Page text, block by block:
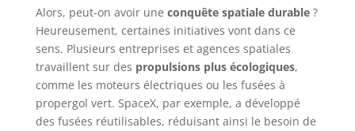
Alors, peut-on avoir une conquête spatiale durable?
Heureusement, certaines initiatives vont dans ce
sens. Plusieurs entreprises et agences spatiales
travaillent sur des propulsions plus écologiques,
comme les moteurs électriques ou les fusées à
propergol vert. SpaceX, par exemple, a développé
des fusées réutilisables, réduisant ainsi le besoin de